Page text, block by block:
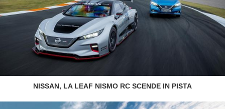
NISSAN, LA LEAF NISMO RC SCENDE IN PISTA